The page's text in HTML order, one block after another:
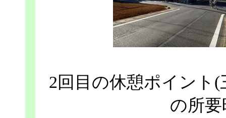
2回目の休憩ポイント
の所要